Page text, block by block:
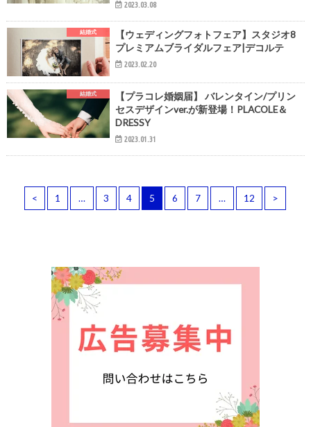
2023.03.08
結婚式
【ウェディングフォトフェア】スタジオ8
プレミアムブライダルフェア|デコルテ
2023.02.20
結婚式
【プラコレ婚姻届】 バレンタイン/プリン
セスデザインver.が新登場！PLACOLE＆
DRESSY
2023.01.31
< 1 … 3 4 5 6 7 … 12 >